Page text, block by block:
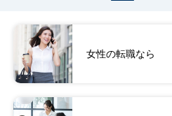
女性の転職なら